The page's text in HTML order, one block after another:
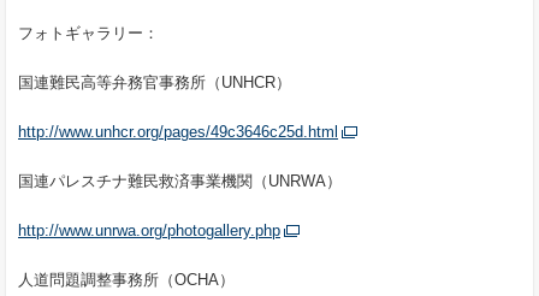
フォトギャラリー：
国連難民高等弁務官事務所（UNHCR）
http://www.unhcr.org/pages/49c3646c25d.html
国連パレスチナ難民救済事業機関（UNRWA）
http://www.unrwa.org/photogallery.php
人道問題調整事務所（OCHA）